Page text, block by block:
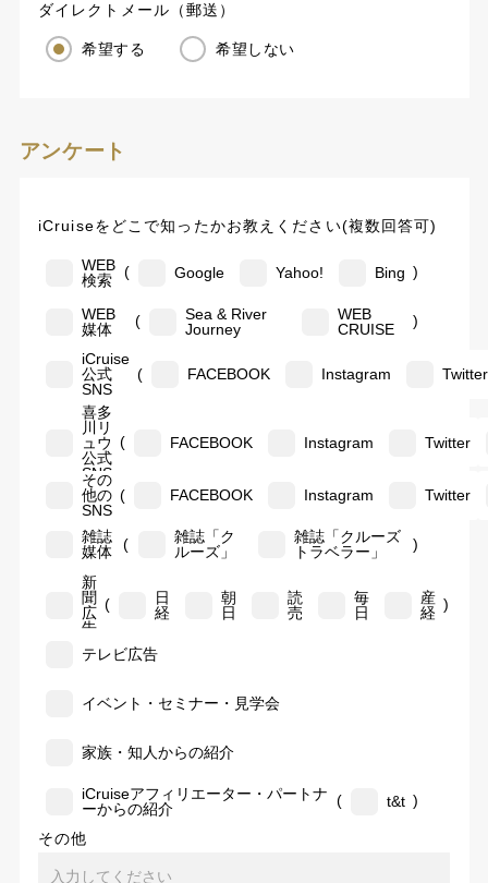
ダイレクトメール（郵送）
希望する 希望しない
アンケート
iCruiseをどこで知ったかお教えください(複数回答可)
WEB
検索
( Google Yahoo! Bing )
WEB
媒体
(
Sea & River
Journey
WEB
CRUISE
)
iCruise
公式
SNS
( FACEBOOK Instagram Twitter
喜多
川リ
ュウ
公式
SNS
( FACEBOOK Instagram Twitter
その
他の
SNS
( FACEBOOK Instagram Twitter
雑誌
媒体
(
雑誌「ク
ルーズ」
雑誌「クルーズ
トラベラー」
)
新
聞
広
告
(
日
経
朝
日
読
売
毎
日
産
経 )
テレビ広告
イベント・セミナー・見学会
家族・知人からの紹介
iCruiseアフィリエーター・パートナ
ーからの紹介
( t&t )
その他